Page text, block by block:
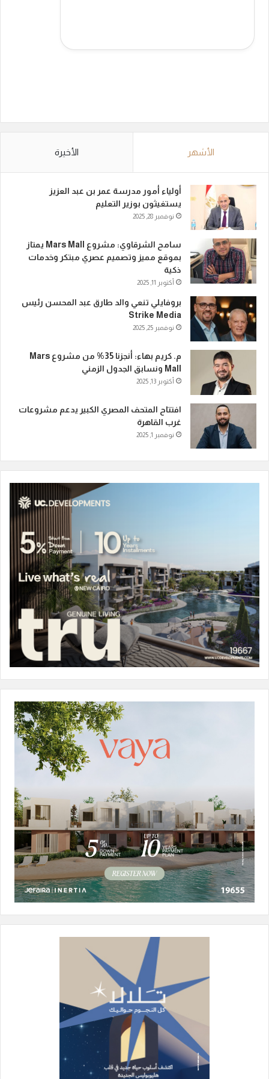
الأشهر الأخيرة
أولياء أمور مدرسة عمر بن عبد العزيز
يستغيثون بوزير التعليم
نوفمبر 28, 2025
سامح الشرقاوي: مشروع Mars Mall يمتاز
بموقع مميز وتصميم عصري مبتكر وخدمات
ذكية
أكتوبر 11, 2025
بروفايلي تنعي والد طارق عبد المحسن رئيس
Strike Media
نوفمبر 25, 2025
م. كريم بهاء: أنجزنا 35% من مشروع Mars
Mall ونسابق الجدول الزمني
أكتوبر 13, 2025
افتتاح المتحف المصري الكبير يدعم مشروعات
غرب القاهرة
نوفمبر 1, 2025